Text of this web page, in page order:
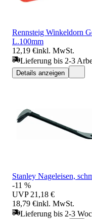
Rennsteig Winkeldorn
L.100mm
12,19 €inkl. MwSt.
Lieferung bis 2-3
Details anzeigen
Stanley Nageleisen,
-11 %
UVP 21,18 €
18,79 €inkl. MwSt.
Lieferung bis 2-3